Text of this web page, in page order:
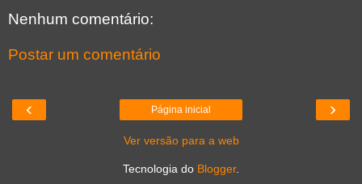
Nenhum comentário:
Postar um comentário
‹ ›
Página inicial
Ver versão para a web
Tecnologia do Blogger.